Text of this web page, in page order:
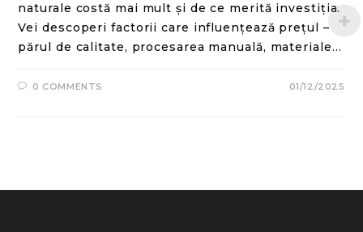
naturale costă mai mult și de ce merită investiția.
Vei descoperi factorii care influențează prețul –
părul de calitate, procesarea manuală, materiale…
0 COMMENTS 01/12/2025